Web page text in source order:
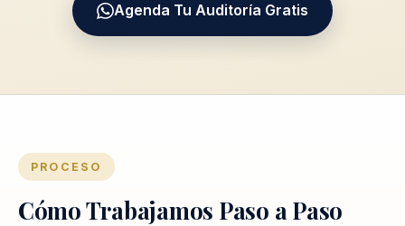
Agenda Tu Auditoría Gratis
PROCESO
Cómo Trabajamos Paso a Paso